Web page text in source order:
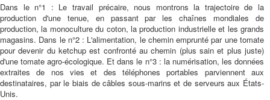
Dans le n°1 : Le travail précaire, nous montrons la trajectoire de la
production d'une tenue, en passant par les chaînes mondiales de
production, la monoculture du coton, la production industrielle et les grands
magasins. Dans le n°2 : L'alimentation, le chemin emprunté par une tomate
pour devenir du ketchup est confronté au chemin (plus sain et plus juste)
d'une tomate agro-écologique. Et dans le n°3 : la numérisation, les données
extraites de nos vies et des téléphones portables parviennent aux
destinataires, par le biais de câbles sous-marins et de serveurs aux États-
Unis.